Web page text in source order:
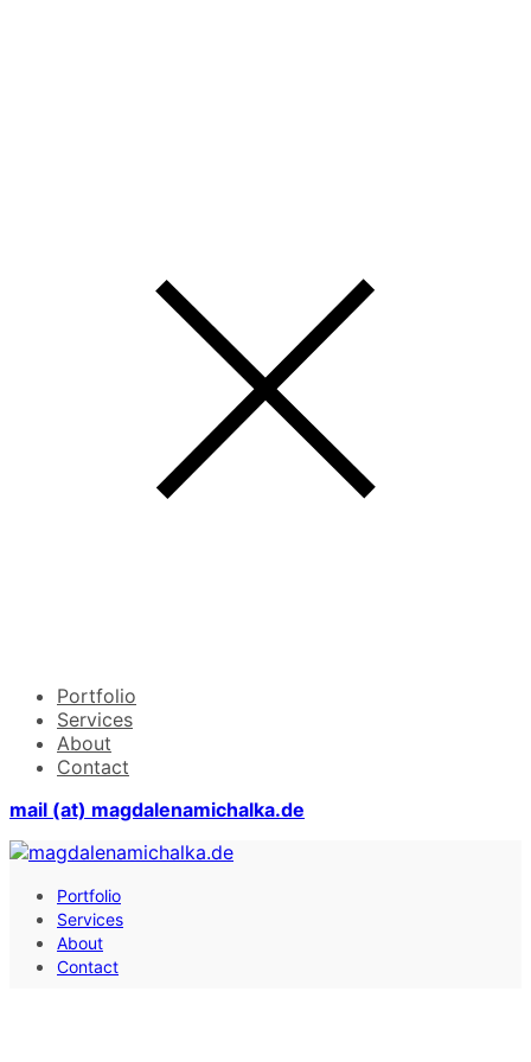
Portfolio
Services
About
Contact
mail (at) magdalenamichalka.de
Portfolio
Services
About
Contact